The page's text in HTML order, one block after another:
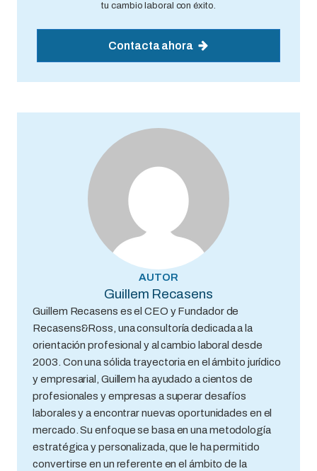
tu cambio laboral con éxito.
Contacta ahora
AUTOR
Guillem Recasens
Guillem Recasens es el CEO y Fundador de
Recasens&Ross, una consultoría dedicada a la
orientación profesional y al cambio laboral desde
2003. Con una sólida trayectoria en el ámbito jurídico
y empresarial, Guillem ha ayudado a cientos de
profesionales y empresas a superar desafíos
laborales y a encontrar nuevas oportunidades en el
mercado. Su enfoque se basa en una metodología
estratégica y personalizada, que le ha permitido
convertirse en un referente en el ámbito de la